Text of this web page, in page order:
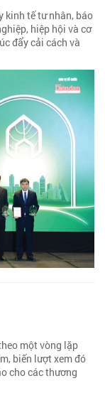
kinh tế tư nhân, báo
hiệp hội và cơ
đẩy cải cách và
một vòng lặp
biến lượt xem đó
cho các thương